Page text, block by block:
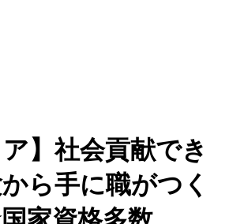
ア】社会貢献でき
ら手に職がつく